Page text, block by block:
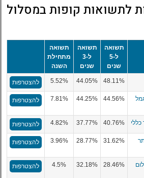
לתשואות קופות במסלול
תשואה
ל-5
שנים
תשואה
ל-3
שנים
תשואה
מתחילת
השנה
48.11%
44.05%
5.52% להצטרפות
44.56%
44.25%
7.81% להצטרפות
40.76%
37.77%
4.82% להצטרפות
31.62%
28.77%
3.96% להצטרפות
28.46%
32.18%
4.5% להצטרפות